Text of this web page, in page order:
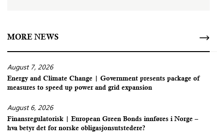
MORE NEWS
August 7, 2026
Energy and Climate Change | Government presents package of
measures to speed up power and grid expansion
August 6, 2026
Finansregulatorisk | European Green Bonds innføres i Norge –
hva betyr det for norske obligasjonsutstedere?